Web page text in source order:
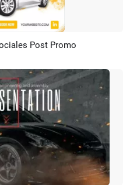
Crear IA
Post Promo